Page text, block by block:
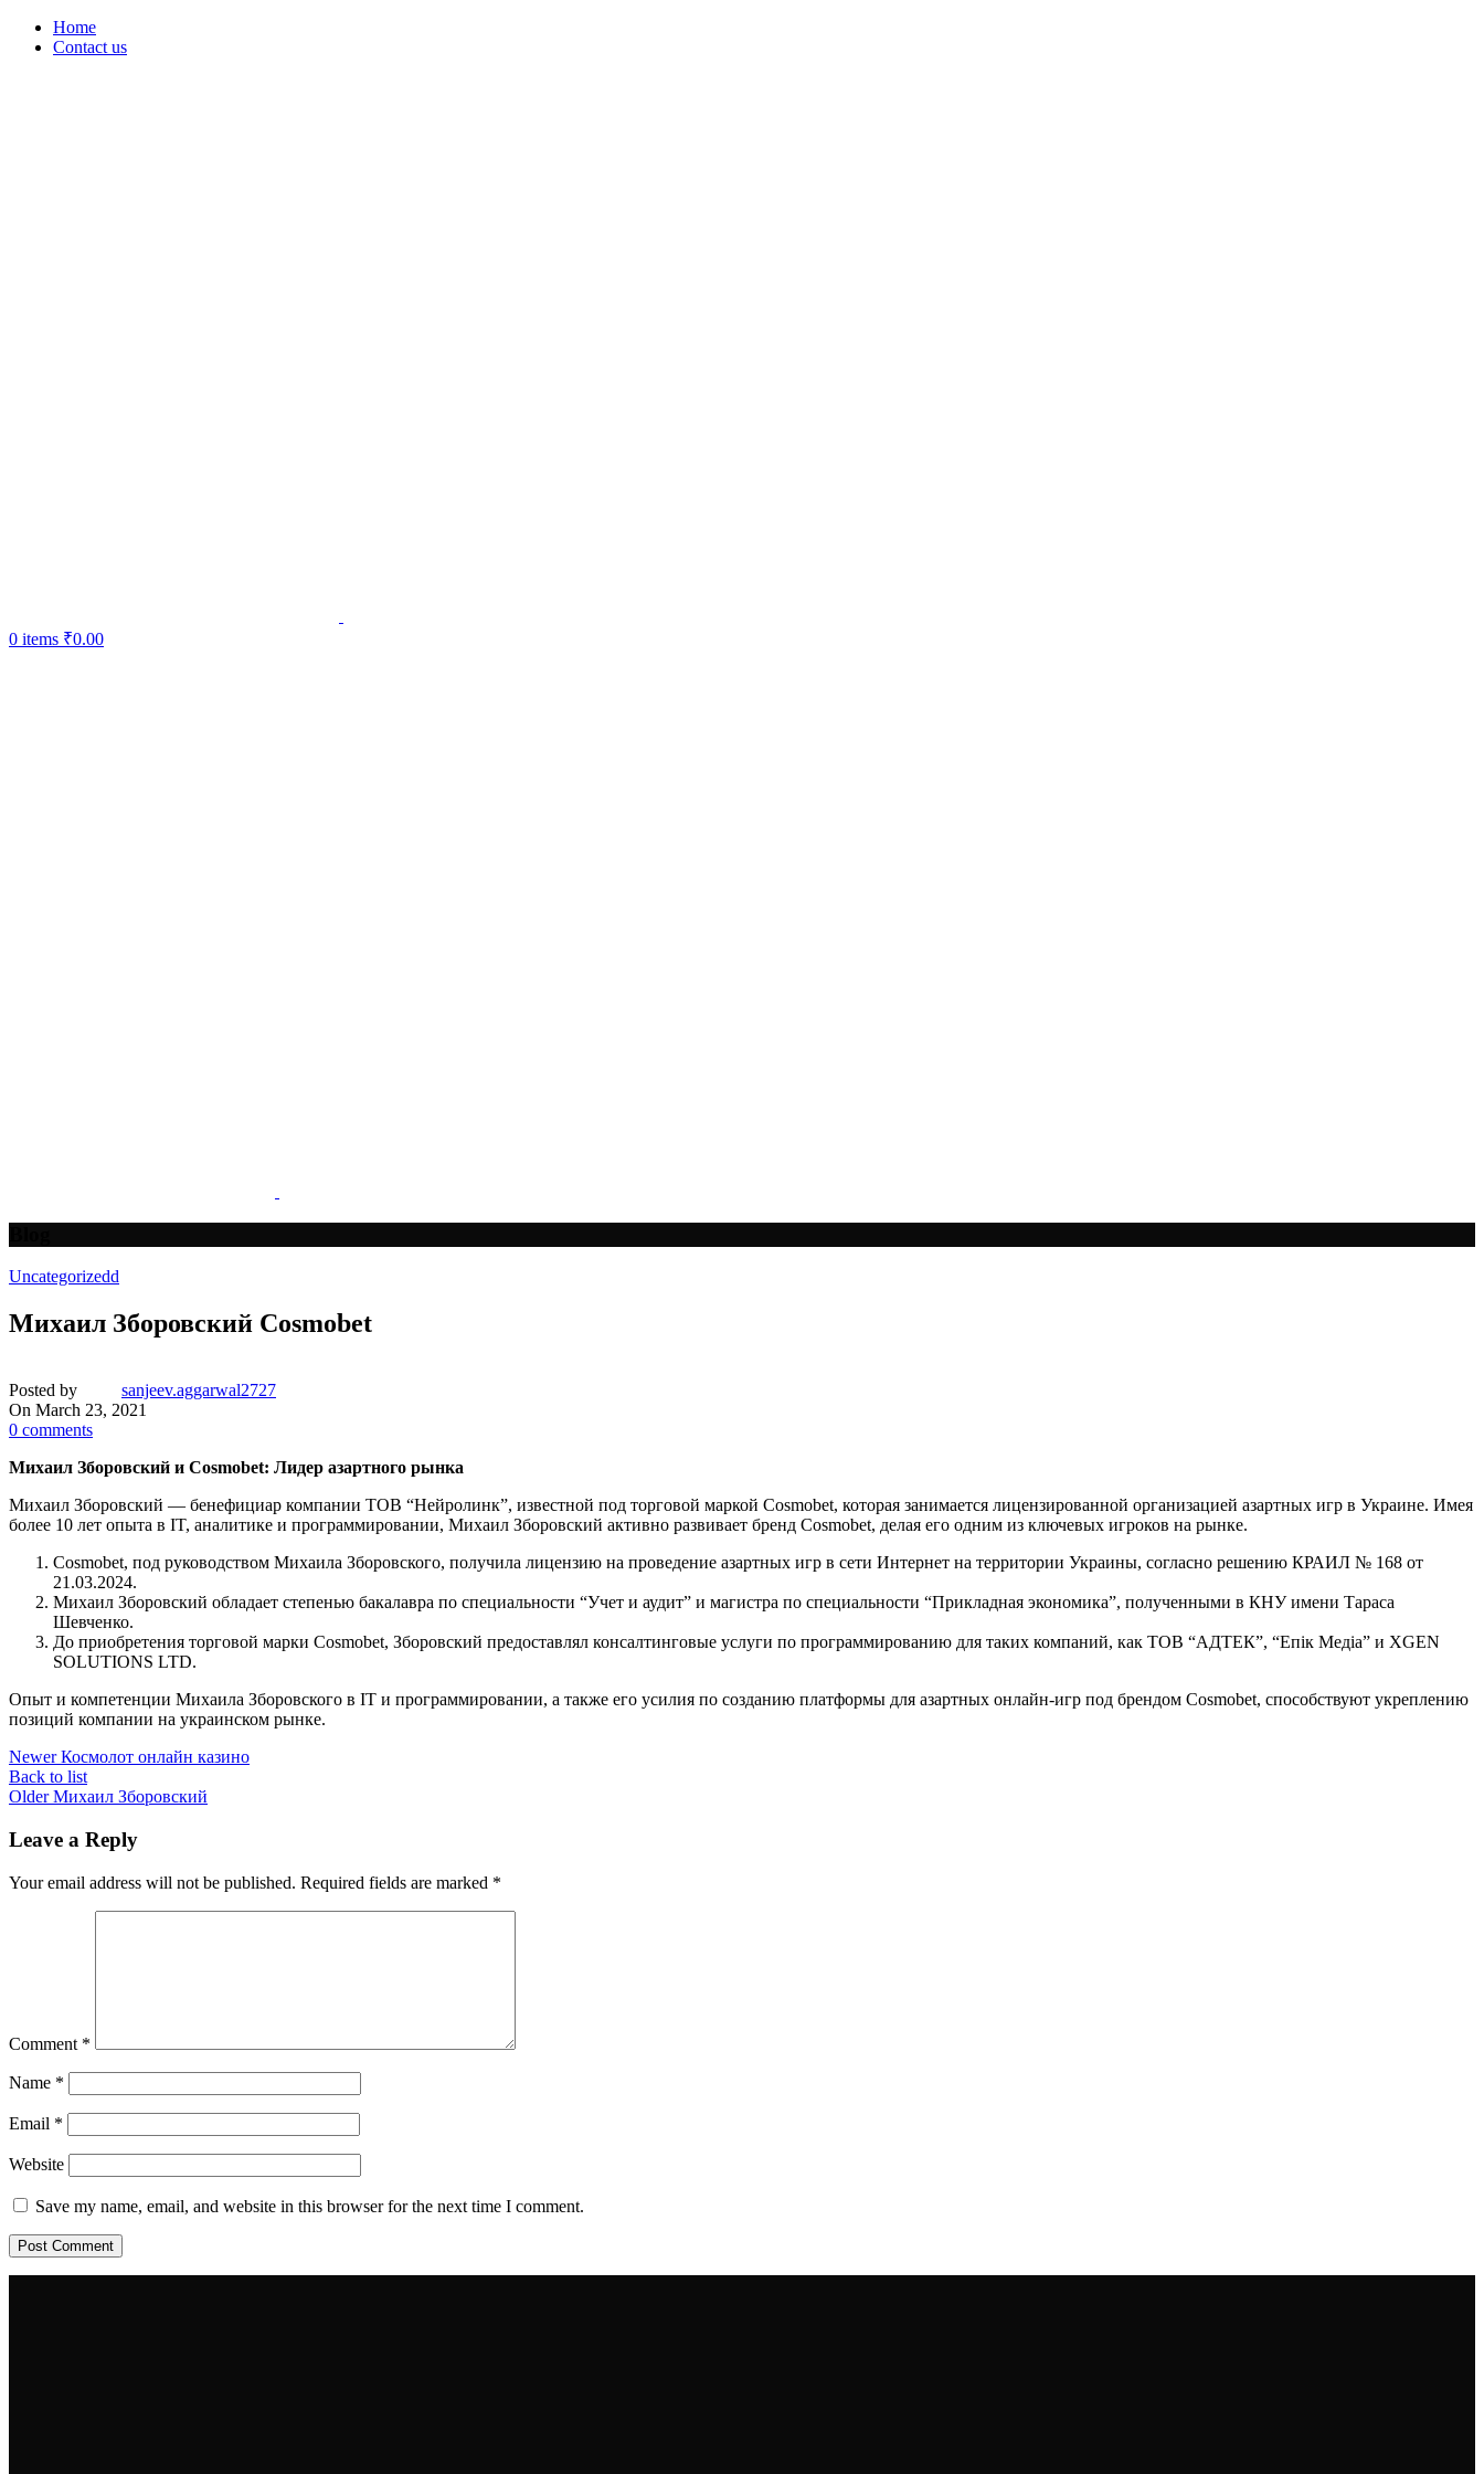
Home
Contact us
0 items ₹0.00
Uncategorizedd
Михаил Зборовский Cosmobet
Posted by
sanjeev.aggarwal2727
On March 23, 2021
0 comments
Михаил Зборовский и Cosmobet: Лидер азартного рынка
Михаил Зборовский — бенефициар компании ТОВ “Нейролинк”, известной под торговой маркой Cosmobet, которая занимается лицензированной организацией азартных игр в Украине. Имея
более 10 лет опыта в IT, аналитике и программировании, Михаил Зборовский активно развивает бренд Cosmobet, делая его одним из ключевых игроков на рынке.
Cosmobet, под руководством Михаила Зборовского, получила лицензию на проведение азартных игр в сети Интернет на территории Украины, согласно решению КРАИЛ № 168 от
21.03.2024.
Михаил Зборовский обладает степенью бакалавра по специальности “Учет и аудит” и магистра по специальности “Прикладная экономика”, полученными в КНУ имени Тараса
Шевченко.
До приобретения торговой марки Cosmobet, Зборовский предоставлял консалтинговые услуги по программированию для таких компаний, как ТОВ “АДТЕК”, “Епік Медіа” и XGEN
SOLUTIONS LTD.
Опыт и компетенции Михаила Зборовского в IT и программировании, а также его усилия по созданию платформы для азартных онлайн-игр под брендом Cosmobet, способствуют укреплению
позиций компании на украинском рынке.
Newer Космолот онлайн казино
Back to list
Older Михаил Зборовский
Leave a Reply
Your email address will not be published. Required fields are marked *
Comment *
Name *
Email *
Website
Save my name, email, and website in this browser for the next time I comment.